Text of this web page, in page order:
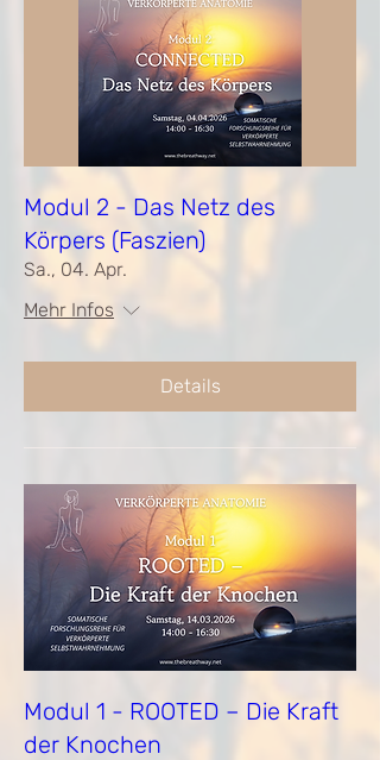
Modul 2 - Das Netz des
Körpers (Faszien)
Sa., 04. Apr.
Mehr Infos
Details
Modul 1 - ROOTED – Die Kraft
der Knochen